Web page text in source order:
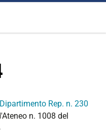
Rep. n. 230
n. 1008 del